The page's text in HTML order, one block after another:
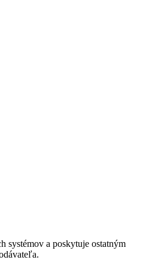
systémov a poskytuje ostatným